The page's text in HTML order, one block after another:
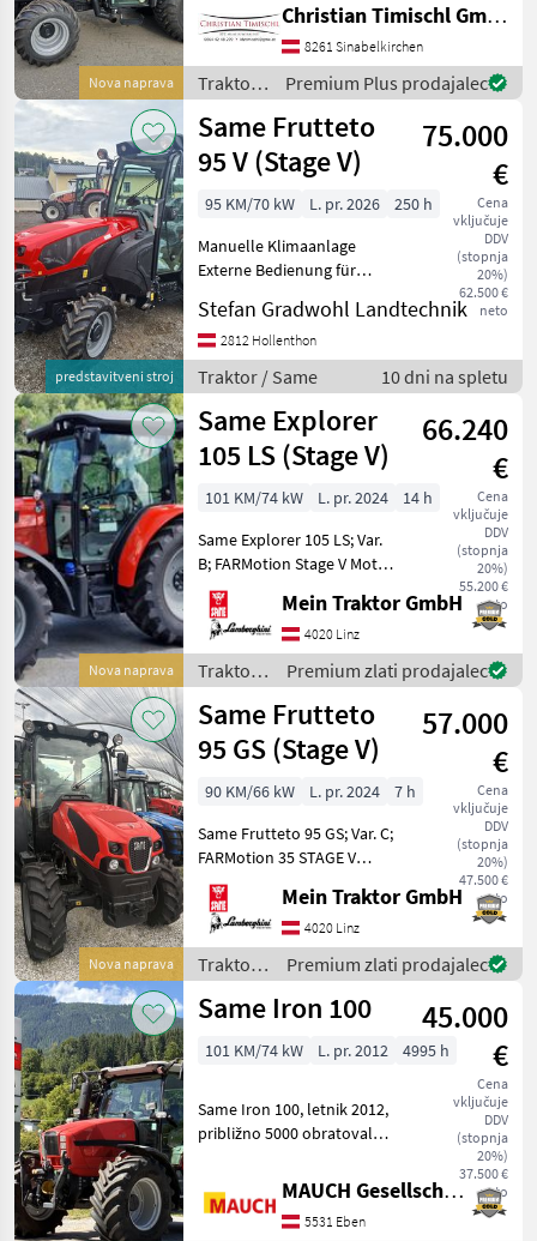
Nova naprava
Lastschaltung inkl.
Powershuttle und Stop&Go
Funktion, Allradautomatik,
hydraulische Hubstreb
Christian Timischl GmbH
8261 Sinabelkirchen
Traktor /
Same
Premium Plus prodajalec
predstavitveni stroj
Same Frutteto
95 V (Stage V)
75.000
€
Cena
vključuje
DDV
(stopnja
20%)
62.500 €
neto
95 KM/70 kW L. pr. 2026
250 h
Manuelle Klimaanlage
Externe Bedienung für
Zapfwelle am linken
Heckkotflügel OVERSPEED-
Getriebe, ausgelegt für 50
km/h, begrenzt auf 40
km/h. H
Stefan Gradwohl Landtechnik
2812 Hollenthon
Traktor / Same 10 dni na spletu
Nova naprava
Same Explorer
105 LS (Stage V)
66.240
€
Cena
vključuje
DDV
(stopnja
20%)
55.200 €
neto
101 KM/74 kW L. pr. 2024
14 h
Same Explorer 105 LS; Var.
B; FARMotion Stage V Motor.
Common Rail System. 4
Zylinder. Hubraum 3849
cm³. T Nenndrehzahl 2200
U/Min. Homologierte
Leistung (ECE R 120)
Mein Traktor GmbH
4020 Linz
Traktor /
Same
Premium zlati prodajalec
Nova naprava
Same Frutteto
95 GS (Stage V)
57.000
€
Cena
vključuje
DDV
(stopnja
20%)
47.500 €
neto
90 KM/66 kW L. pr. 2024
7 h
Same Frutteto 95 GS; Var. C;
FARMotion 35 STAGE V
Motor. Common Rail
System. 4 Zylinder.
Hubraum: 3849 cm³.
Nenndrehzahl: 2200 U/min.
Homologierte Leistung (ECE
R 12
Mein Traktor GmbH
4020 Linz
Traktor /
Same
Premium zlati prodajalec
Same Iron 100
45.000
€
Cena
vključuje
DDV
(stopnja
20%)
37.500 €
neto
101 KM/74 kW L. pr. 2012 4995 h
Same Iron 100, letnik 2012,
približno 5000 obratovalnih
sprednjim priključnim
gredom, zračnimi zavorami,
3 krmilnimi enotami,
MAUCH Gesellschaft m.b.H. & Co.KG, Eben
5531 Eben